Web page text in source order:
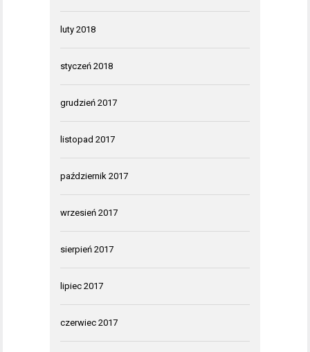
luty 2018
styczeń 2018
grudzień 2017
listopad 2017
październik 2017
wrzesień 2017
sierpień 2017
lipiec 2017
czerwiec 2017